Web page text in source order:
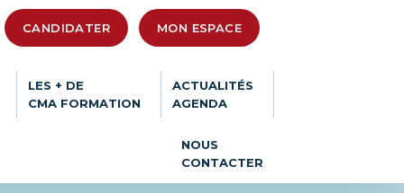
CANDIDATER MON ESPACE
LES + DE
CMA FORMATION
ACTUALITÉS
AGENDA
NOUS
CONTACTER